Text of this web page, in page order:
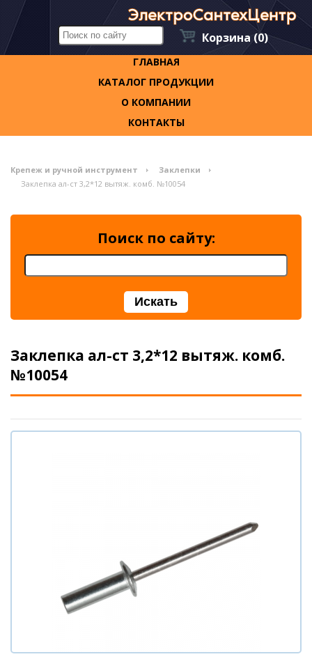
Корзина (0)
ГЛАВНАЯ
КАТАЛОГ ПРОДУКЦИИ
О КОМПАНИИ
КОНТАКТЫ
Крепеж и ручной инструмент
Заклепки
Заклепка ал-ст 3,2*12 вытяж. комб. №10054
Поиск по сайту:
Заклепка ал-ст 3,2*12 вытяж. комб.
№10054